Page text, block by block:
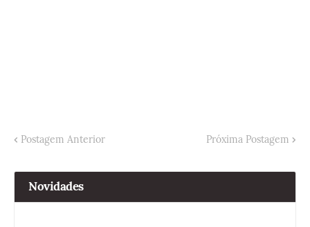
Postagem Anterior Próxima Postagem
Novidades